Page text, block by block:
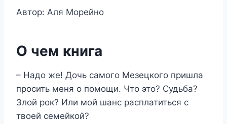
Автор: Аля Морейно
О чем книга
– Надо же! Дочь самого Мезецкого пришла
просить меня о помощи. Что это? Судьба?
Злой рок? Или мой шанс расплатиться с
твоей семейкой?